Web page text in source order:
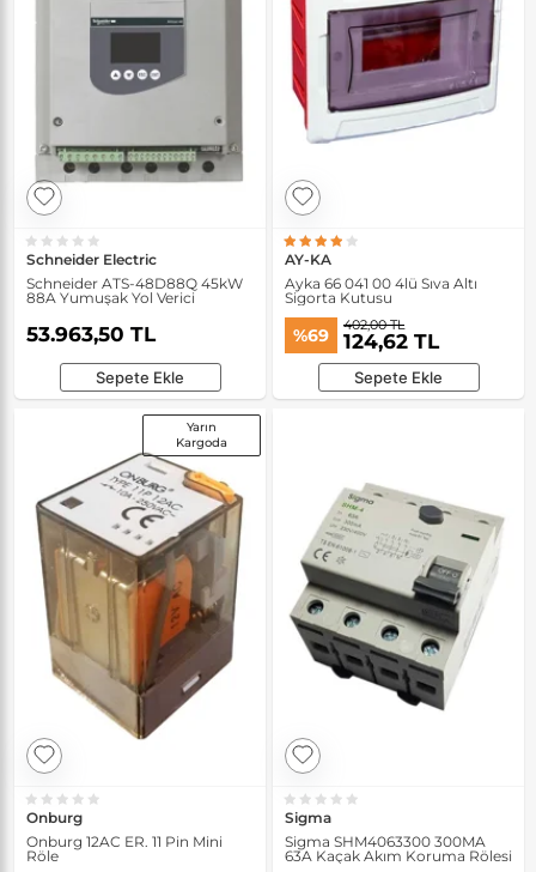
Schneider Electric
Schneider ATS-48D88Q 45kW
88A Yumuşak Yol Verici
53.963,50 TL
Sepete Ekle
AY-KA
Ayka 66 041 00 4lü Sıva Altı
Sigorta Kutusu
%69 402,00 TL
124,62 TL
Sepete Ekle
Yarın
Kargoda
Onburg
Onburg 12AC ER. 11 Pin Mini
Röle
Sigma
Sigma SHM4063300 300MA
63A Kaçak Akım Koruma Rölesi